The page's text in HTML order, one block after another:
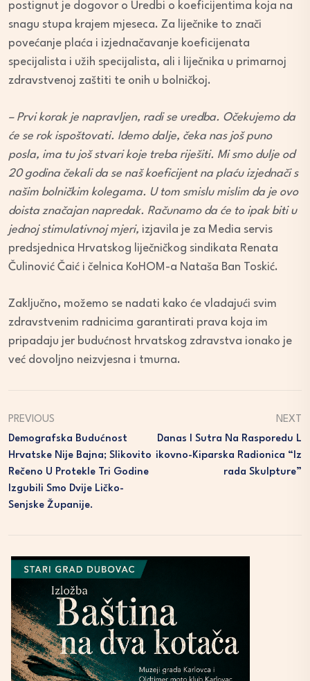
postignut je dogovor o Uredbi o koeficijentima koja na
snagu stupa krajem mjeseca. Za liječnike to znači
povećanje plaća i izjednačavanje koeficijenata
specijalista i užih specijalista, ali i liječnika u primarnoj
zdravstvenoj zaštiti te onih u bolničkoj.
– Prvi korak je napravljen, radi se uredba. Očekujemo da
će se rok ispoštovati. Idemo dalje, čeka nas još puno
posla, ima tu još stvari koje treba riješiti. Mi smo dulje od
20 godina čekali da se naš koeficijent na plaću izjednači s
našim bolničkim kolegama. U tom smislu mislim da je ovo
doista značajan napredak. Računamo da će to ipak biti u
jednoj stimulativnoj mjeri, izjavila je za Media servis
predsjednica Hrvatskog liječničkog sindikata Renata
Čulinović Čaić i čelnica KoHOM-a Nataša Ban Toskić.
Zaključno, možemo se nadati kako će vladajući svim
zdravstvenim radnicima garantirati prava koja im
pripadaju jer budućnost hrvatskog zdravstva ionako je
već dovoljno neizvjesna i tmurna.
PREVIOUS
Demografska Budućnost
Hrvatske Nije Bajna; Slikovito
Rečeno U Protekle Tri Godine
Izgubili Smo Dvije Ličko-
Senjske Županije.
NEXT
Danas I Sutra Na Rasporedu L
Ikovno-Kiparska Radionica “Iz
Rada Skulpture”